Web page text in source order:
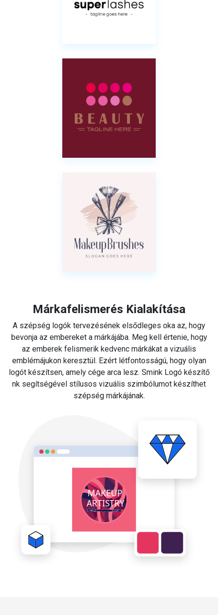
Márkafelismerés Kialakítása
A szépség logók tervezésének elsődleges oka az, hogy
bevonja az embereket a márkájába. Meg kell értenie, hogy
az emberek felismerik kedvenc márkákat a vizuális
emblémájukon keresztül. Ezért létfontosságú, hogy olyan
logót készítsen, amely cége arca lesz. Smink Logó készítő
nk segítségével stílusos vizuális szimbólumot készíthet
szépség márkájának.